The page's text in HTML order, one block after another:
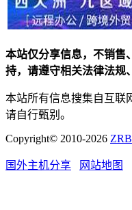
本站仅分享信息，不销售
持，请遵守相关法律法规
本站所有信息搜集自互联
请自行甄别。
Copyright© 2010-2026
国外主机分享 网站地图